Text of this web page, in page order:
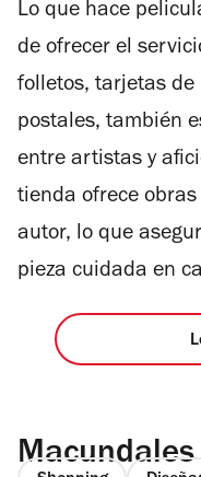
de
Lo que hace
de ofrecer el
folletos, tarjetas de
postales, también
entre artistas y
tienda ofrece
autor, lo que
pieza cuidada en
Macundales